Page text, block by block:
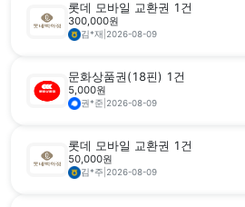
롯데 모바일 교환권 1건
300,000원
김*재 2026-08-09
문화상품권(18핀) 1건
5,000원
권*준 2026-08-09
롯데 모바일 교환권 1건
50,000원
김*주 2026-08-09